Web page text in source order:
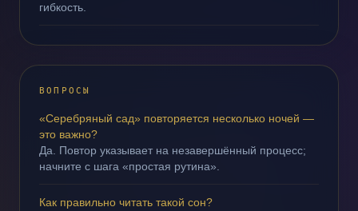
гибкость.
ВОПРОСЫ
«Серебряный сад» повторяется несколько ночей —
это важно?
Да. Повтор указывает на незавершённый процесс;
начните с шага «простая рутина».
Как правильно читать такой сон?